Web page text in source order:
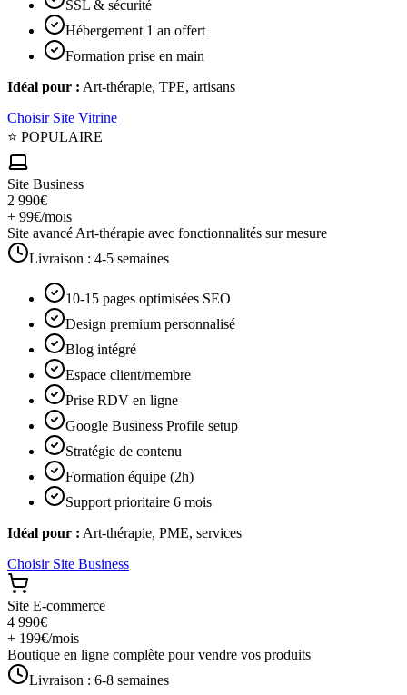
SSL & sécurité
Hébergement 1 an offert
Formation prise en main
Idéal pour : Art-thérapie, TPE, artisans
Choisir Site Vitrine
⭐ POPULAIRE
Site Business
2 990€
+ 99€/mois
Site avancé Art-thérapie avec fonctionnalités sur mesure
Livraison : 4-5 semaines
10-15 pages optimisées SEO
Design premium personnalisé
Blog intégré
Espace client/membre
Prise RDV en ligne
Google Business Profile setup
Stratégie de contenu
Formation équipe (2h)
Support prioritaire 6 mois
Idéal pour : Art-thérapie, PME, services
Choisir Site Business
Site E-commerce
4 990€
+ 199€/mois
Boutique en ligne complète pour vendre vos produits
Livraison : 6-8 semaines